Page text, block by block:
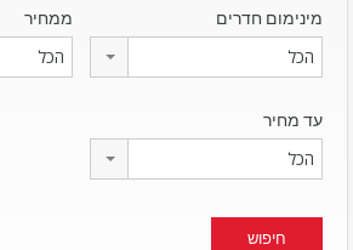
מינימום חדרים
הכל
ממחיר
הכל
עד מחיר
הכל